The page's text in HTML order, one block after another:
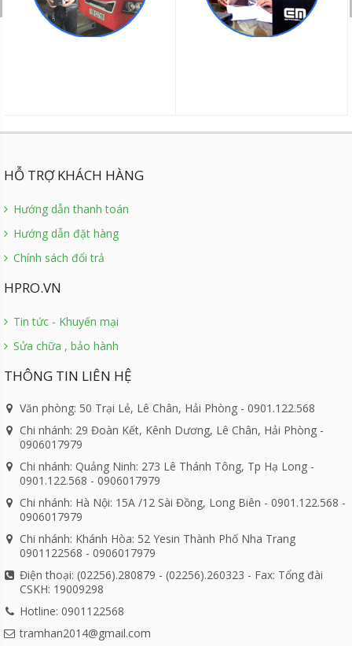
HỖ TRỢ KHÁCH HÀNG
Hướng dẫn thanh toán
Hướng dẫn đặt hàng
Chính sách đổi trả
HPRO.VN
Tin tức - Khuyến mại
Sửa chữa , bảo hành
THÔNG TIN LIÊN HỆ
Văn phòng: 50 Trại Lẻ, Lê Chân, Hải Phòng - 0901.122.568
Chi nhánh: 29 Đoàn Kết, Kênh Dương, Lê Chân, Hải Phòng -
0906017979
Chi nhánh: Quảng Ninh: 273 Lê Thánh Tông, Tp Hạ Long -
0901.122.568 - 0906017979
Chi nhánh: Hà Nội: 15A /12 Sài Đồng, Long Biên - 0901.122.568 -
0906017979
Chi nhánh: Khánh Hòa: 52 Yesin Thành Phố Nha Trang
0901122568 - 0906017979
Điện thoại: (02256).280879 - (02256).260323 - Fax: Tổng đài
CSKH: 19009298
Hotline: 0901122568
tramhan2014@gmail.com